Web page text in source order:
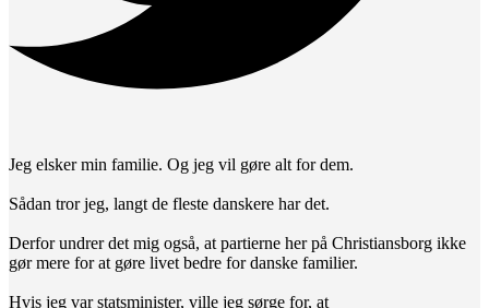
Jeg elsker min familie. Og jeg vil gøre alt for dem.
Sådan tror jeg, langt de fleste danskere har det.
Derfor undrer det mig også, at partierne her på Christiansborg ikke
gør mere for at gøre livet bedre for danske familier.
Hvis jeg var statsminister, ville jeg sørge for, at